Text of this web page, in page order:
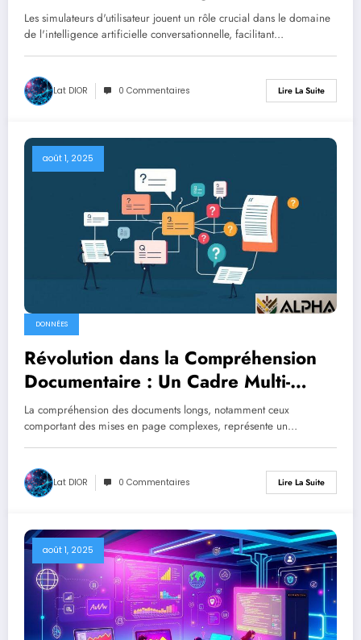
Conversationnelle
Les simulateurs d'utilisateur jouent un rôle crucial dans le domaine
de l'intelligence artificielle conversationnelle, facilitant…
Lat DIOR 0 Commentaires Lire La Suite
août 1, 2025
DONNÉES
Révolution dans la Compréhension
Documentaire : Un Cadre Multi-
Agent pour Génération de
Questions
La compréhension des documents longs, notamment ceux
comportant des mises en page complexes, représente un…
Lat DIOR 0 Commentaires Lire La Suite
août 1, 2025